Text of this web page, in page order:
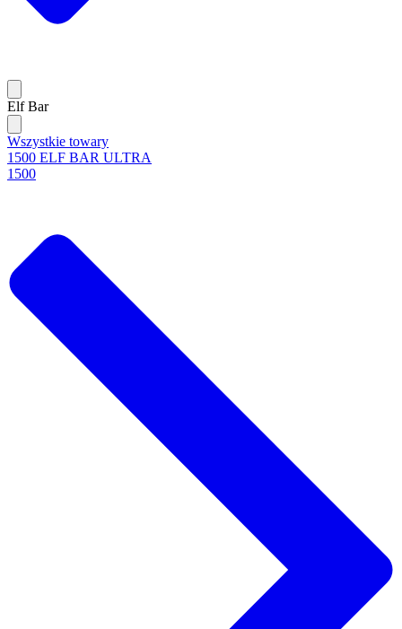
Elf Bar
Wszystkie towary
1500 ELF BAR ULTRA
1500